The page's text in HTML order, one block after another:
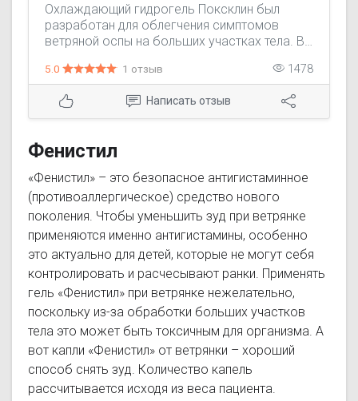
Охлаждающий гидрогель Поксклин был
разработан для облегчения симптомов
ветряной оспы на больших участках тела. В
и мазей по телу может привести к
повреждению пузырьков, охлаждающий
гидрогель очень легок в нанесении и не
вызывает трения в чувствительных областях
обеспечивает мгновенный охлаждающий
эффект, что значительно облегчает зуд. С
этой целью он может применяться столько
раз, сколько это необходимо. ПоксКлин
содержит ингредиент 2QR, биологически
активный антибактериальный комплекс. Этот
компонент помогает естественному
кожному иммунитету Вашего ребенка
блокировать вредоносные бактерии.
Антибактериальный компонент в составе
ПоксКлин представляет собой полисахарид,
полученный из растительного экстракта
Алоэ-Вера. Он создает на коже барьер, тем
самым препятствует проникновению и
распространению бактерий на поверхности
кожи.
5.0 1 отзыв 1478
Написать отзыв
Фенистил
«Фенистил» – это безопасное антигистаминное
(противоаллергическое) средство нового
поколения. Чтобы уменьшить зуд при ветрянке
применяются именно антигистамины, особенно
это актуально для детей, которые не могут себя
контролировать и расчесывают ранки. Применять
гель «Фенистил» при ветрянке нежелательно,
поскольку из-за обработки больших участков
тела это может быть токсичным для организма. А
вот капли «Фенистил» от ветрянки – хороший
способ снять зуд. Количество капель
рассчитывается исходя из веса пациента.